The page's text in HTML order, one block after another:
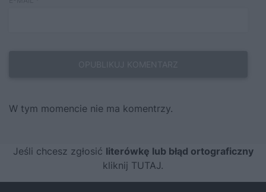
W tym momencie nie ma komentrzy.
Jeśli chcesz zgłosić literówkę lub błąd ortograficzny
kliknij TUTAJ.